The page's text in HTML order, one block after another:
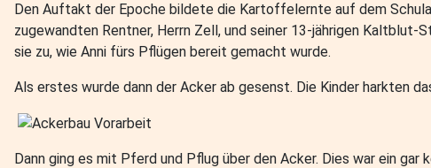
Den Auftakt der Epoche bildete die Kartoffelernte auf dem
zugewandten Rentner, Herrn Zell, und seiner 13-jährigen
sie zu, wie Anni fürs Pflügen bereit gemacht wurde.
Als erstes wurde dann der Acker ab gesenst. Die Kinder harkten
Dann ging es mit Pferd und Pflug über den Acker. Dies war ein